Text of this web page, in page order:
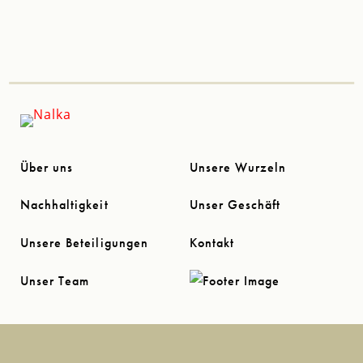
Über uns Unsere Wurzeln
Nachhaltigkeit Unser Geschäft
Unsere Beteiligungen Kontakt
Unser Team